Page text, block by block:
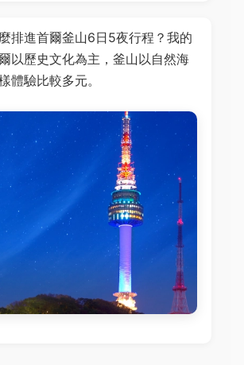
排進首爾釜山6日5夜行程？我的
以歷史文化為主，釜山以自然海
體驗比較多元。